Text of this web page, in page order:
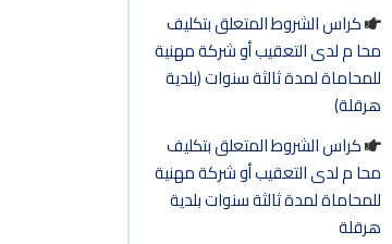
كراس الشروط المتعلق بتكليف
محا م لدى التعقيب أو شركة مهنية
للمحاماة لمدة ثالثة سنوات (بلدية
هرقلة)
كراس الشروط المتعلق بتكليف
محا م لدى التعقيب أو شركة مهنية
للمحاماة لمدة ثالثة سنوات بلدية
هرقلة